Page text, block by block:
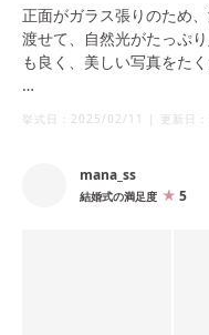
正面がガラス張りのため
渡せて、自然光がたっぷ
も良く、美しい写真をた
らも「本当に美味しかっ
挙式日： 2025/02/11 | 更新日：
mana_ss
結婚式の満足度 5